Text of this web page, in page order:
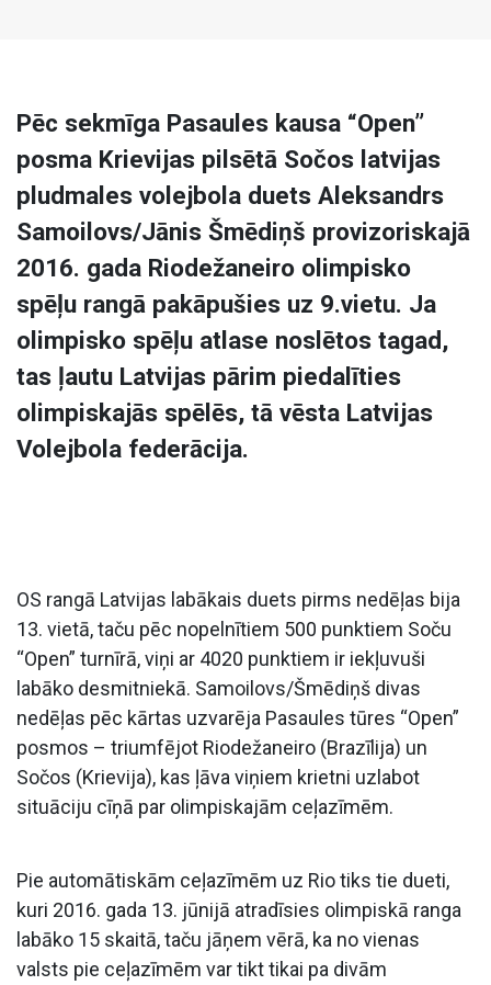
Pēc sekmīga Pasaules kausa “Open”
posma Krievijas pilsētā Sočos latvijas
pludmales volejbola duets Aleksandrs
Samoilovs/Jānis Šmēdiņš provizoriskajā
2016. gada Riodežaneiro olimpisko
spēļu rangā pakāpušies uz 9.vietu. Ja
olimpisko spēļu atlase noslētos tagad,
tas ļautu Latvijas pārim piedalīties
olimpiskajās spēlēs, tā vēsta Latvijas
Volejbola federācija.
OS rangā Latvijas labākais duets pirms nedēļas bija
13. vietā, taču pēc nopelnītiem 500 punktiem Soču
“Open” turnīrā, viņi ar 4020 punktiem ir iekļuvuši
labāko desmitniekā. Samoilovs/Šmēdiņš divas
nedēļas pēc kārtas uzvarēja Pasaules tūres “Open”
posmos – triumfējot Riodežaneiro (Brazīlija) un
Sočos (Krievija), kas ļāva viņiem krietni uzlabot
situāciju cīņā par olimpiskajām ceļazīmēm.
Pie automātiskām ceļazīmēm uz Rio tiks tie dueti,
kuri 2016. gada 13. jūnijā atradīsies olimpiskā ranga
labāko 15 skaitā, taču jāņem vērā, ka no vienas
valsts pie ceļazīmēm var tikt tikai pa divām